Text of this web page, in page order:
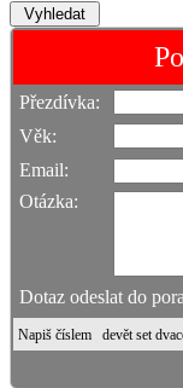
Přezdívka:
Věk:
Email:
Otázka:
Dotaz odeslat do
Napiš číslem devět set